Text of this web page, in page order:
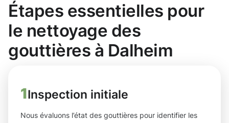
Étapes essentielles pour
le nettoyage des
gouttières à Dalheim
1Inspection initiale
Nous évaluons l’état des gouttières pour identifier les